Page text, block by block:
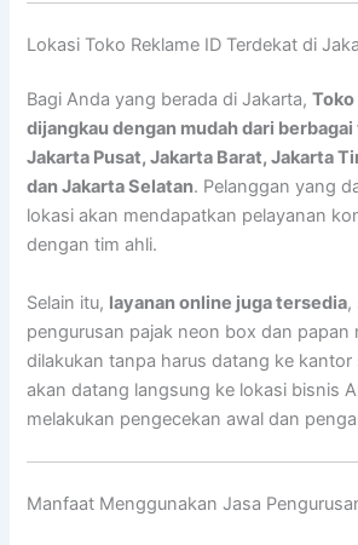
Lokasi Toko Reklame ID Terdekat di
Bagi Anda yang berada di Jakarta,Toko
dijangkau dengan mudah dari
Jakarta Pusat, Jakarta Barat, Jakarta
dan Jakarta Selatan. Pelanggan yang
lokasi akan mendapatkan pelayanan
dengan tim ahli.
Selain itu, layanan online juga tersedia,
pengurusan pajak neon box dan papan
dilakukan tanpa harus datang ke kantor
akan datang langsung ke lokasi bisnis
melakukan pengecekan awal dan
Manfaat Menggunakan Jasa